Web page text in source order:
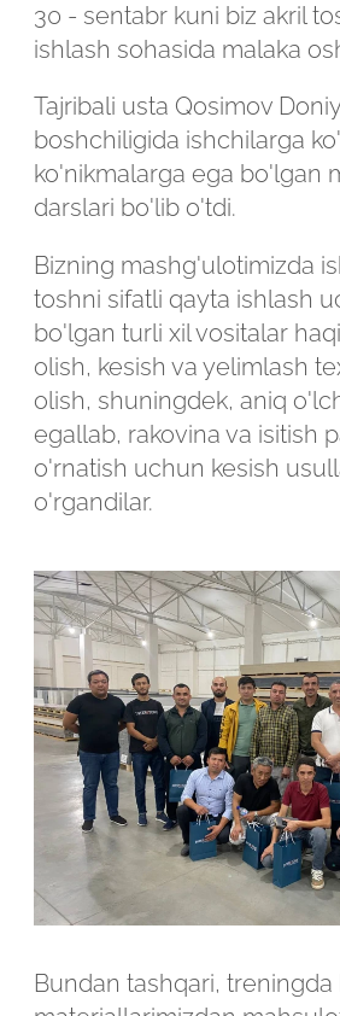
30 - sentabr kuni biz akril
ishlash sohasida malaka
Tajribali usta Qosimov
boshchiligida ishchilarga
ko'nikmalarga ega bo'lgan
darslari bo'lib o'tdi.
Bizning mashg'ulotimizda
toshni sifatli qayta ishlash
bo'lgan turli xil vositalar
olish, kesish va yelimlash
olish, shuningdek, aniq
egallab, rakovina va isitish
o'rnatish uchun kesish
o'rgandilar.
Bundan tashqari, treningda
LOYIHANI
YUBORISH